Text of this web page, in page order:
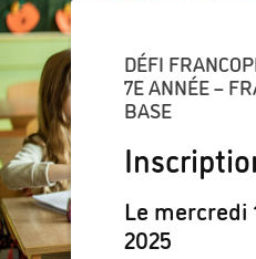
DÉFI
7E ANNÉE –
BASE
Le mercredi
2025